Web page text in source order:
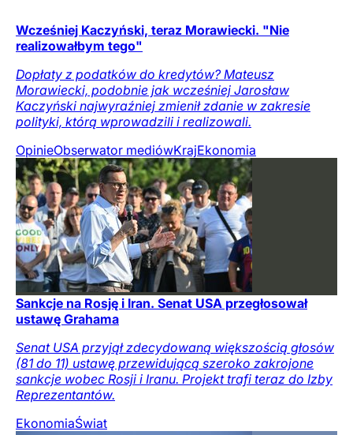
Wcześniej Kaczyński, teraz Morawiecki. "Nie
realizowałbym tego"
Dopłaty z podatków do kredytów? Mateusz
Morawiecki, podobnie jak wcześniej Jarosław
Kaczyński najwyraźniej zmienił zdanie w zakresie
polityki, którą wprowadzili i realizowali.
OpinieObserwator mediówKrajEkonomia
Sankcje na Rosję i Iran. Senat USA przegłosował
ustawę Grahama
Senat USA przyjął zdecydowaną większością głosów
(81 do 11) ustawę przewidującą szeroko zakrojone
sankcje wobec Rosji i Iranu. Projekt trafi teraz do Izby
Reprezentantów.
EkonomiaŚwiat